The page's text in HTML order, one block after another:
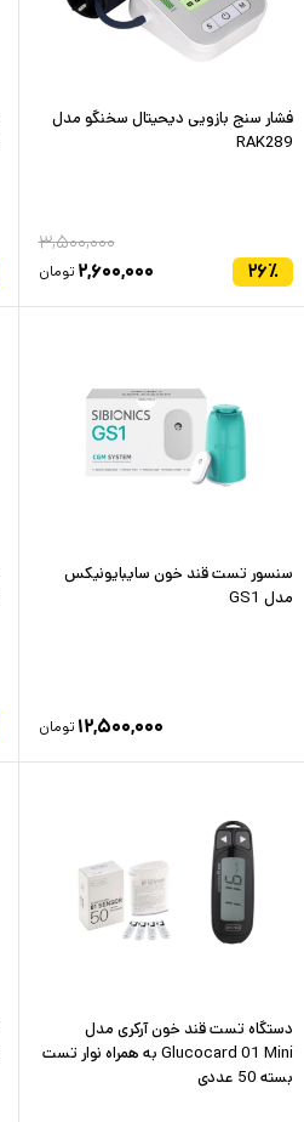
فشار سنج بازویی دیحیتال سخنگو مدل
RAK289
۲۶٪
۳,۵۰۰,۰۰۰
۲,۶۰۰,۰۰۰ تومان
سنسور تست قند خون سایبایونیکس
مدل GS1
۱۲,۵۰۰,۰۰۰ تومان
دستگاه تست قند خون آرکری مدل
Glucocard 01 Mini به همراه نوار تست
بسته 50 عددی